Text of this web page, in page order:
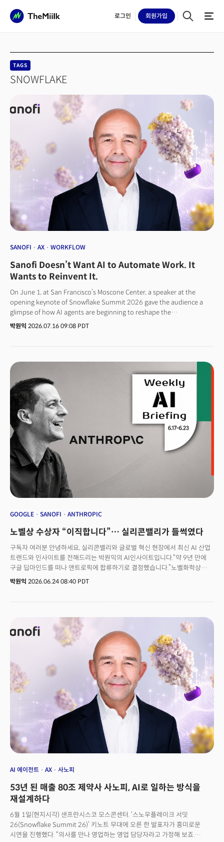
로그인 회원가입
TAGS
SNOWFLAKE
SANOFI AX WORKFLOW
Sanofi Doesn’t Want AI to Automate Work. It
Wants to Reinvent It.
On June 1, at San Francisco’s Moscone Center, a speaker at the
opening keynote of Snowflake Summit 2026 gave the audience a
glimpse of how AI agents are beginning to reshape the
pharmaceutical industry.“Imagine that you are a sales representative
Help me prepare for the meeting.’”During the live demonstration,
Concierge immediately produced a briefing on the physician’s
prescribing patterns, clinical interests and potential conversation
starters. Research and verification that once took hours could be
completed in seconds through just a few questions.The
demonstration showcased Concierge for Field, an AI agent
developed by Sanofi in partnership with Snowflake. The tool gives
Sanofi’s field representatives immediate access to relevant
information before they meet physicians or visit healthcare
institutions.Founded in France in 1973, Sanofi is one of the world’s
largest biopharmaceutical companies, generating €43.6 billion in
annual sales in 2025. Its principal therapeutic areas include
immunology, neurology, oncology, rare diseases and vaccines.
Dupixent, whose active ingredient is dupilumab, is one of its leading
is not simply Sanofi’s adoption of artificial intelligence, but the speed
the first biopharma organization powered by AI at scale. To support
that ambition, it has brought IT, data, AI, cybersecurity, infrastructure
and digital capabilities together under a unified
organization.Frenehard is one of the executives leading that
transformation. Before joining Sanofi, he led digital and technology
initiatives in the media and entertainment industry, including roles at
transformation and enterprise agents become central issues for
legacy companies, The Miilk sat down with Frenehard in San
Francisco to discuss what Sanofi is changing, how it is approaching
the transition and what other companies can learn from its
experience.Below is an edited transcript of the interview.
박원익 2026.07.16 09:08 PDT
GOOGLE SANOFI ANTHROPIC
노벨상 수상자 “이직합니다”… 실리콘밸리가 들썩였다
구독자 여러분 안녕하세요, 실리콘밸리와 글로벌 혁신 현장에서 최신 AI 산업
트렌드와 인사이트를 전해드리는 박원익의 AI인사이트입니다.“약 9년 만에
구글 딥마인드를 떠나 앤트로픽에 합류하기로 결정했습니다.”노벨화학상
수상자(2024년) 존 점퍼 구글 딥마인드 부사장이 앤트로픽에 합류한다는
알파폴드(AlphaFold) 팀을 이끌었고, 단백질 구조 예측 혁신으로 허사비스
CEO와 노벨 화학상을 공동 수상한 인물입니다. 점퍼 부사장뿐만이 아닙니다.
생성형 AI 혁신의 출발점이 된 ‘트랜스포머(Transformer)’ 아키텍처 논문의
공동 저자이자 구글 제미나이 개발을 주도한 노암 샤지어 부사장도 최근
오픈AI로 자리를 옮겼습니다. 샘 알트만 오픈AI CEO가 “노암은 오픈AI 창립
초기부터 가장 함께 일하고 싶었던 사람이다. 10년이 걸렸다”고 말했을
정도죠.AI 핵심 인력의 이동이 말해주는 것이 있습니다. 최첨단 모델을 보유한,
상장을 준비 중인 오픈AI, 앤트로픽으로 AI 연구의 무게추가 이동하고 있다는
점입니다. 최근 상장으로 직원 400여 명을 1억달러(약 1500억원) 이상
부호로 만든 스페이스X 역시 이 레이스에 뛰어든 상태입니다.실리콘밸리에서
진행 중인 보이지 않는 전쟁이 더 치열해지고 있는 것이죠. 슈퍼 인재는 최첨단
AI 모델 개발을 위한 핵심 조건이며 최첨단 AI 모델에 대한 접근 권한은 새로운
권력이 되고 있습니다. 프런티어 AI 연구소가 독점에 가까운 힘을 갖는 시대.
우리는 어떻게 기회를 찾고, 미래를 설계해야 할까요?
박원익 2026.06.24 08:40 PDT
AI 에이전트 AX 사노피
53년 된 매출 80조 제약사 사노피, AI로 일하는 방식을
재설계하다
6월 1일(현지시각) 샌프란시스코 모스콘센터. ‘스노우플레이크 서밋
26(Snowflake Summit 26)’ 키노트 무대에 오른 한 발표자가 흥미로운
시연을 진행했다. “의사를 만나 영업하는 영업 담당자라고 가정해 보죠.